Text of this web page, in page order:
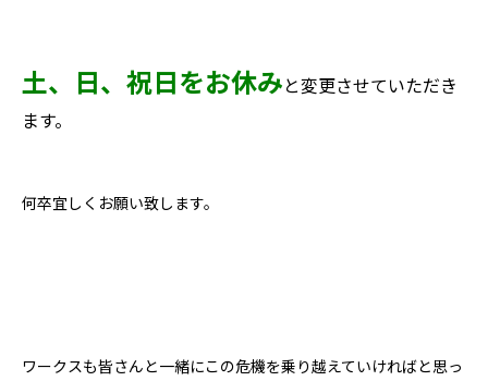
土、日、祝日をお休みと変更させていただき
ます。
何卒宜しくお願い致します。
ワークスも皆さんと一緒にこの危機を乗り越えていければと思っ